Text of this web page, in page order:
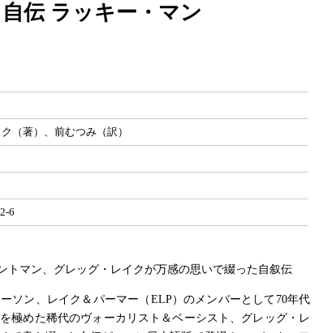
伝 ラッキー・マン
（著）、前むつみ（訳）
6
トマン、グレッグ・レイクが万感の思いで綴った自叙伝
ソン、レイク＆パーマー（ELP）のメンバーとして70年代
極めた稀代のヴォーカリスト＆ベーシスト、グレッグ・レ